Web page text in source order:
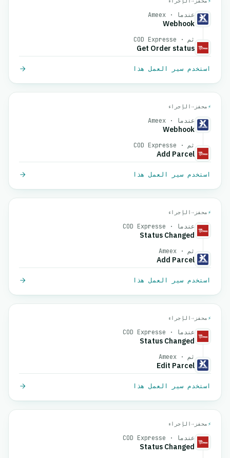
عندما · Ameex
Webhook
ثم · COD Expresse
Get Order status
استخدم سير العمل هذا
⚡ محفز →الإجراء
عندما · Ameex
Webhook
ثم · COD Expresse
Add Parcel
استخدم سير العمل هذا
⚡ محفز →الإجراء
عندما · COD Expresse
Status Changed
ثم · Ameex
Add Parcel
استخدم سير العمل هذا
⚡ محفز →الإجراء
عندما · COD Expresse
Status Changed
ثم · Ameex
Edit Parcel
استخدم سير العمل هذا
⚡ محفز →الإجراء
عندما · COD Expresse
Status Changed